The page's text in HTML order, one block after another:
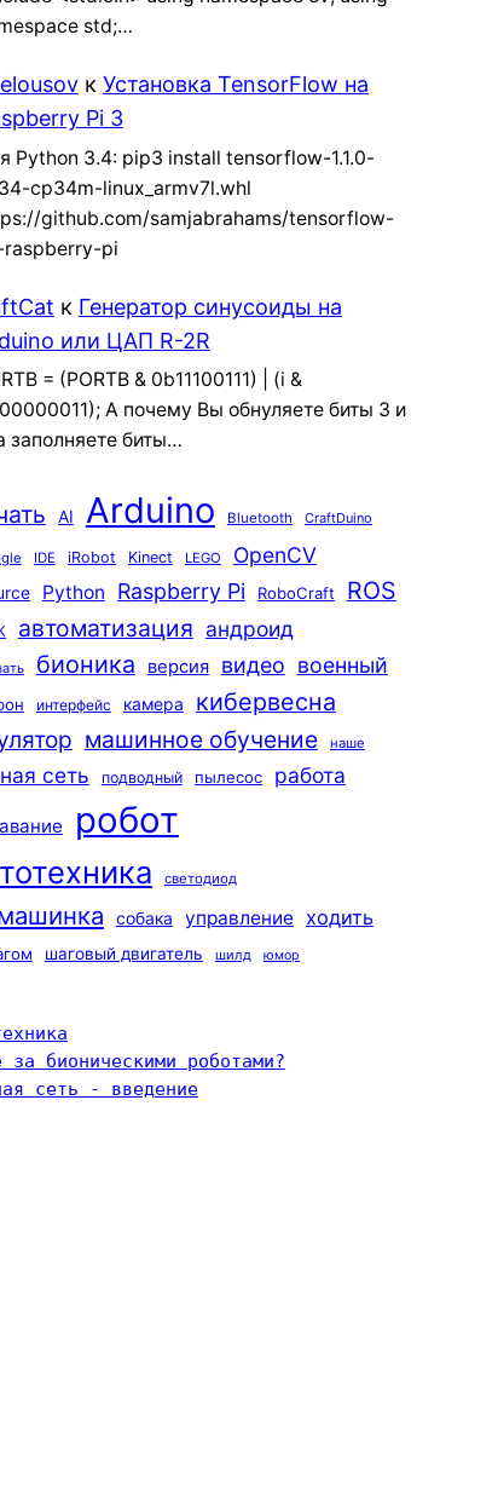
std;…
к Установка TensorFlow на
Pi 3
Python 3.4: pip3 install tensorflow-1.1.0-
cp34m-linux_armv7l.whl
github.com/samjabrahams/tensorflow-
raspberry-pi
к Генератор синусоиды на
или ЦАП R-2R
= (PORTB & 0b11100111) | (i &
А почему Вы обнуляете биты 3 и
заполняете биты…
AI Arduino Bluetooth CraftDuino
IDE iRobot Kinect LEGO OpenCV
Python Raspberry Pi RoboCraft ROS
автоматизация андроид
бионика версия видео военный
интерфейс камера кибервесна
машинное обучение наше
сеть подводный пылесос работа
робот
светодиод
собака управление ходить
шаговый двигатель шилд юмор
за бионическими роботами?
сеть - введение